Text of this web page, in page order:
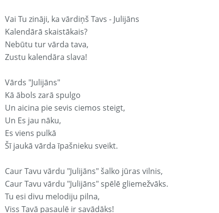
Vai Tu zināji, ka vārdiņš Tavs - Julijāns
Kalendārā skaistākais?
Nebūtu tur vārda tava,
Zustu kalendāra slava!
Vārds "Julijāns"
Kā ābols zarā spulgo
Un aicina pie sevis ciemos steigt,
Un Es jau nāku,
Es viens pulkā
Šī jaukā vārda īpašnieku sveikt.
Caur Tavu vārdu "Julijāns" šalko jūras vilnis,
Caur Tavu vārdu "Julijāns" spēlē gliemežvāks.
Tu esi divu melodiju pilna,
Viss Tavā pasaulē ir savādāks!